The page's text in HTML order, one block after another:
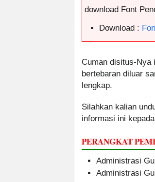
download Font
Download :
Cuman disitus-Nya
bertebaran diluar
lengkap.
Silahkan kalian
informasi ini
PERANGKAT
Administrasi
Administrasi